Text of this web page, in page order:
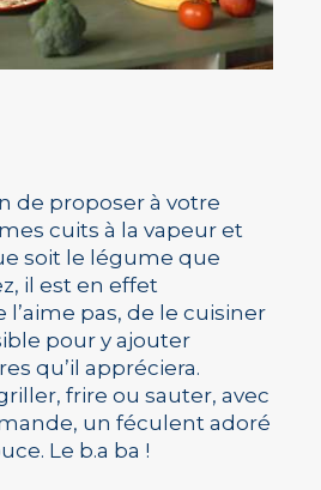
de proposer à votre
cuits à la vapeur et
soit le légume que
il est en effet
l’aime pas, de le cuisiner
pour y ajouter
qu’il appréciera.
frire ou sauter, avec
un féculent adoré
Le b.a ba !